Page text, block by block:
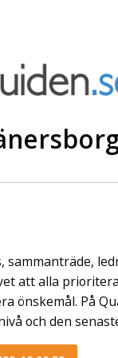
sammanträde,
att alla
önskemål. På
och den
23
till en
där